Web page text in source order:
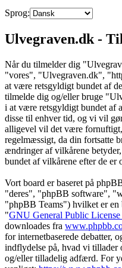
Sprog:
Ulvegraven.dk -
Når du tilmelder dig
"vores", "Ulvegraven.dk",
at være retsgyldigt bundet af
tilmelde dig og/eller bruge
i at være retsgyldigt bundet af
disse til enhver tid, og vi vil
alligevel vil det være
regelmæssigt, da din fortsatte
ændringer af vilkårene
bundet af vilkårene efter de er
Vort board er baseret på
"deres", "phpBB software",
"phpBB Teams") hvilket er
"GNU General Public License
downloades fra
for internetbaserede debatter,
indflydelse på, hvad vi tillader
og/eller tilladelig adfærd. For